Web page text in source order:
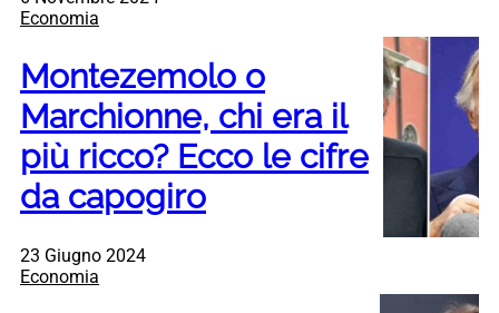
Economia
Montezemolo o
Marchionne, chi era il
più ricco? Ecco le cifre
da capogiro
23 Giugno 2024
Economia